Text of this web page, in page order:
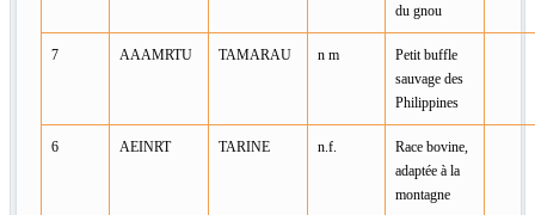
du gnou
7 AAAMRTU TAMARAU n m
Petit buffle
sauvage des
Philippines
6 AEINRT TARINE n.f.
Race bovine,
adaptée à la
montagne